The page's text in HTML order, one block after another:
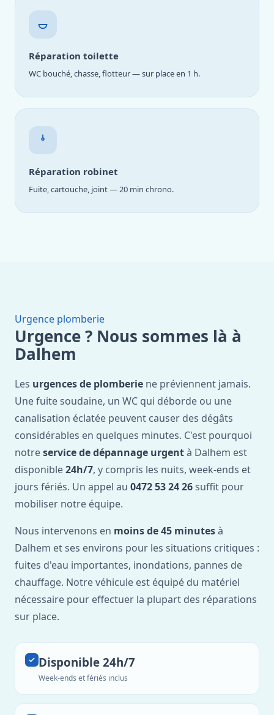
Réparation toilette
WC bouché, chasse, flotteur — sur place en 1 h.
Réparation robinet
Fuite, cartouche, joint — 20 min chrono.
Urgence plomberie
Urgence ? Nous sommes là à
Dalhem
Les urgences de plomberie ne préviennent jamais.
Une fuite soudaine, un WC qui déborde ou une
canalisation éclatée peuvent causer des dégâts
considérables en quelques minutes. C'est pourquoi
notreservice de dépannage urgentà Dalhem est
disponible24h/7, y compris les nuits, week-ends et
jours fériés. Un appel au 0472 53 24 26 suffit pour
mobiliser notre équipe.
Nous intervenons en moins de 45 minutesà
Dalhem et ses environs pour les situations critiques :
fuites d'eau importantes, inondations, pannes de
chauffage. Notre véhicule est équipé du matériel
nécessaire pour effectuer la plupart des réparations
sur place.
Disponible 24h/7
Week-ends et fériés inclus